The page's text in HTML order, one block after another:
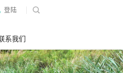
登陆
系我们